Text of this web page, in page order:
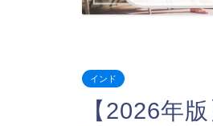
インド
【2026年